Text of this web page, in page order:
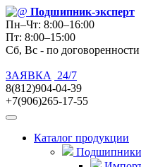
Подшипник-эксперт
Пн–Чт: 8:00–16:00
Пт: 8:00–15:00
Сб, Вс - по договоренности
ЗАЯВКА
24/7
8(812)904-04-39
+7(906)265-17-55
Каталог продукции
Подшипники